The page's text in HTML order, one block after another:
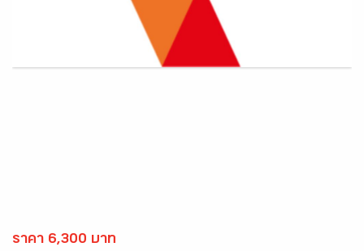
ราคา 6,300 บาท